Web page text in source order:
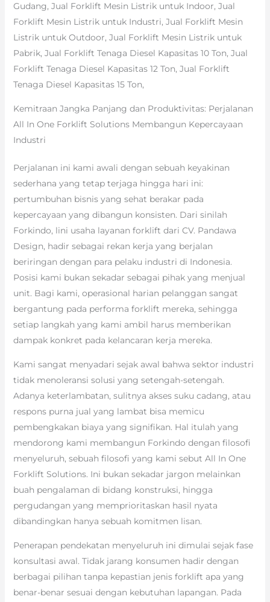
Gudang, Jual Forklift Mesin Listrik untuk Indoor, Jual
Forklift Mesin Listrik untuk Industri, Jual Forklift Mesin
Listrik untuk Outdoor, Jual Forklift Mesin Listrik untuk
Pabrik, Jual Forklift Tenaga Diesel Kapasitas 10 Ton, Jual
Forklift Tenaga Diesel Kapasitas 12 Ton, Jual Forklift
Tenaga Diesel Kapasitas 15 Ton,
Kemitraan Jangka Panjang dan Produktivitas: Perjalanan
All In One Forklift Solutions Membangun Kepercayaan
Industri
Perjalanan ini kami awali dengan sebuah keyakinan
sederhana yang tetap terjaga hingga hari ini:
pertumbuhan bisnis yang sehat berakar pada
kepercayaan yang dibangun konsisten. Dari sinilah
Forkindo, lini usaha layanan forklift dari CV. Pandawa
Design, hadir sebagai rekan kerja yang berjalan
beriringan dengan para pelaku industri di Indonesia.
Posisi kami bukan sekadar sebagai pihak yang menjual
unit. Bagi kami, operasional harian pelanggan sangat
bergantung pada performa forklift mereka, sehingga
setiap langkah yang kami ambil harus memberikan
dampak konkret pada kelancaran kerja mereka.
Kami sangat menyadari sejak awal bahwa sektor industri
tidak menoleransi solusi yang setengah-setengah.
Adanya keterlambatan, sulitnya akses suku cadang, atau
respons purna jual yang lambat bisa memicu
pembengkakan biaya yang signifikan. Hal itulah yang
mendorong kami membangun Forkindo dengan filosofi
menyeluruh, sebuah filosofi yang kami sebut All In One
Forklift Solutions. Ini bukan sekadar jargon melainkan
buah pengalaman di bidang konstruksi, hingga
pergudangan yang memprioritaskan hasil nyata
dibandingkan hanya sebuah komitmen lisan.
Penerapan pendekatan menyeluruh ini dimulai sejak fase
konsultasi awal. Tidak jarang konsumen hadir dengan
berbagai pilihan tanpa kepastian jenis forklift apa yang
benar-benar sesuai dengan kebutuhan lapangan. Pada